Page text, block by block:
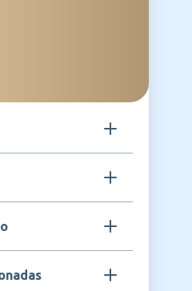
anti-D
da isoimunização
negativas, profilaxia da
recém-nascido e
com
à